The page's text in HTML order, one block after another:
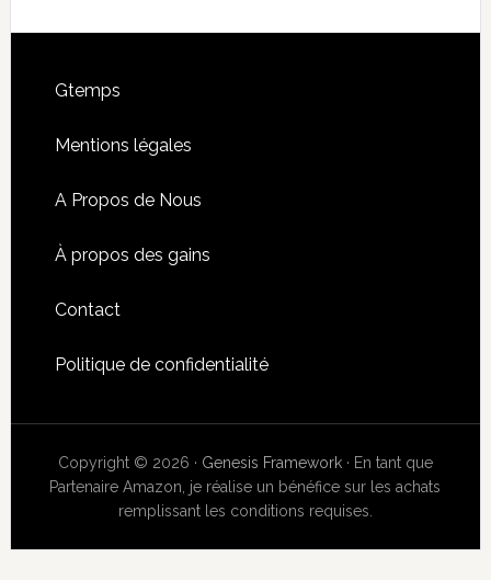
Footer
Gtemps
Mentions légales
A Propos de Nous
À propos des gains
Contact
Politique de confidentialité
Copyright © 2026 · Genesis Framework· En tant que
Partenaire Amazon, je réalise un bénéfice sur les achats
remplissant les conditions requises.